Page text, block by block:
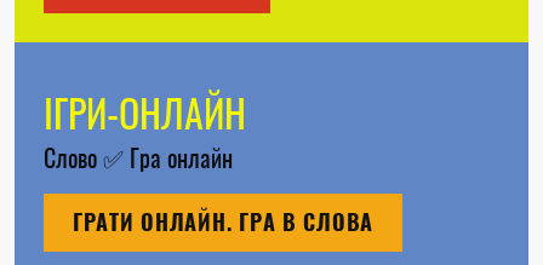
ІГРИ-ОНЛАЙН
Слово✅ Гра онлайн
ГРАТИ ОНЛАЙН. ГРА В СЛОВА